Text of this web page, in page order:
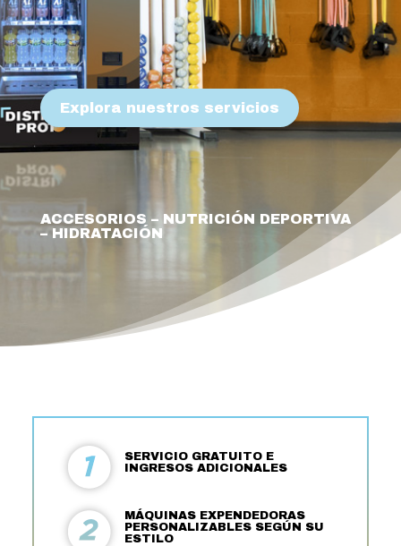
Explora nuestros servicios
ACCESORIOS – NUTRICIÓN DEPORTIVA
– HIDRATACIÓN
SERVICIO GRATUITO E
INGRESOS ADICIONALES
MÁQUINAS EXPENDEDORAS
PERSONALIZABLES SEGÚN SU
ESTILO